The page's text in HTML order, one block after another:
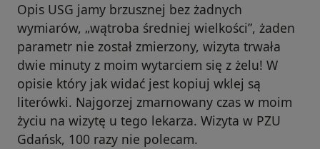
Opis USG jamy brzusznej bez żadnych
wymiarów, „wątroba średniej wielkości”, żaden
parametr nie został zmierzony, wizyta trwała
dwie minuty z moim wytarciem się z żelu! W
opisie który jak widać jest kopiuj wklej są
literówki. Najgorzej zmarnowany czas w moim
życiu na wizytę u tego lekarza. Wizyta w PZU
Gdańsk, 100 razy nie polecam.